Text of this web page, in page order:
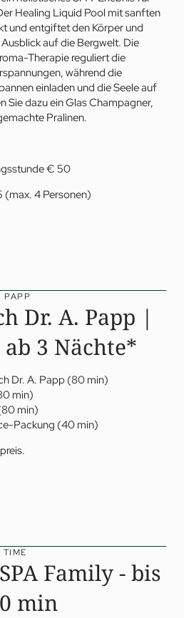
Healing Liquid Pool mit sanften
und entgiftet den Körper und
auf die Bergwelt. Die
Therapie reguliert die
während die
einladen und die Seele auf
Sie dazu ein Glas Champagner,
Pralinen.
€ 50
4 Personen)
PAPP
Dr. A. Papp |
3 Nächte*
Dr. A. Papp (80 min)
min)
min)
Packung (40 min)
TIME
Family - bis
min